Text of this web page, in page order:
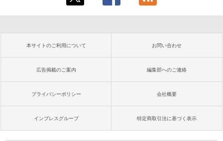
本サイトのご利用について お問い合わせ
広告掲載のご案内 編集部へのご連絡
プライバシーポリシー 会社概要
インプレスグループ 特定商取引法に基づく表示